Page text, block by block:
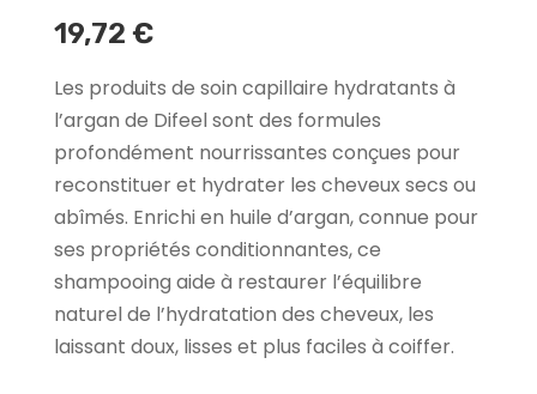
19,72 €
Les produits de soin capillaire hydratants à
l’argan de Difeel sont des formules
profondément nourrissantes conçues pour
reconstituer et hydrater les cheveux secs ou
abîmés. Enrichi en huile d’argan, connue pour
ses propriétés conditionnantes, ce
shampooing aide à restaurer l’équilibre
naturel de l’hydratation des cheveux, les
laissant doux, lisses et plus faciles à coiffer.